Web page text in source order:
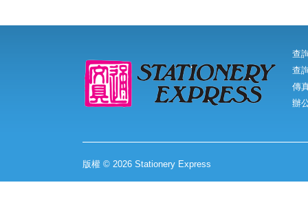
查
查
傳
辦
版權 © 2026 Stationery Express